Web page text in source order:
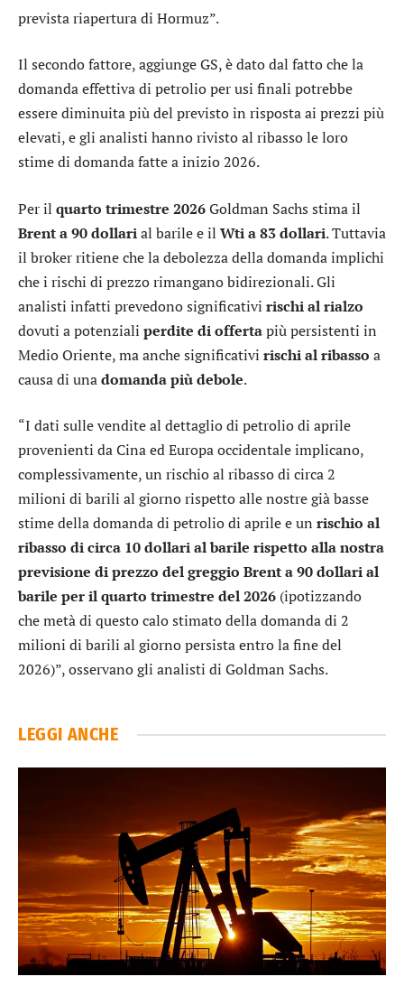
prevista riapertura di Hormuz”.
Il secondo fattore, aggiunge GS, è dato dal fatto che la
domanda effettiva di petrolio per usi finali potrebbe
essere diminuita più del previsto in risposta ai prezzi più
elevati, e gli analisti hanno rivisto al ribasso le loro
stime di domanda fatte a inizio 2026.
Per il quarto trimestre 2026Goldman Sachs stima il
Brent a 90 dollarial barile e il Wti a 83 dollari. Tuttavia
il broker ritiene che la debolezza della domanda implichi
che i rischi di prezzo rimangano bidirezionali. Gli
analisti infatti prevedono significativi rischi al rialzo
dovuti a potenziali perdite di offertapiù persistenti in
Medio Oriente, ma anche significativi rischi al ribasso a
causa di unadomanda più debole.
“I dati sulle vendite al dettaglio di petrolio di aprile
provenienti da Cina ed Europa occidentale implicano,
complessivamente, un rischio al ribasso di circa 2
milioni di barili al giorno rispetto alle nostre già basse
stime della domanda di petrolio di aprile e un rischio al
ribasso di circa 10 dollari al barile rispetto alla nostra
previsione di prezzo del greggio Brent a 90 dollari al
barile per il quarto trimestre del 2026 (ipotizzando
che metà di questo calo stimato della domanda di 2
milioni di barili al giorno persista entro la fine del
2026)”, osservano gli analisti di Goldman Sachs.
LEGGI ANCHE